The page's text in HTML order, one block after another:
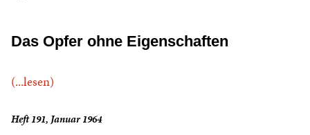
Das Opfer ohne Eigenschaften
(...lesen)
Heft 191, Januar 1964